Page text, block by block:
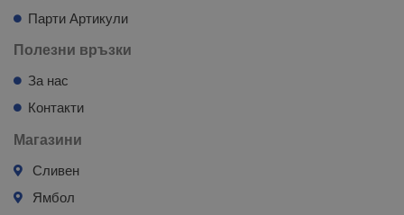
Парти Артикули
Полезни връзки
За нас
Контакти
Магазини
Сливен
Ямбол